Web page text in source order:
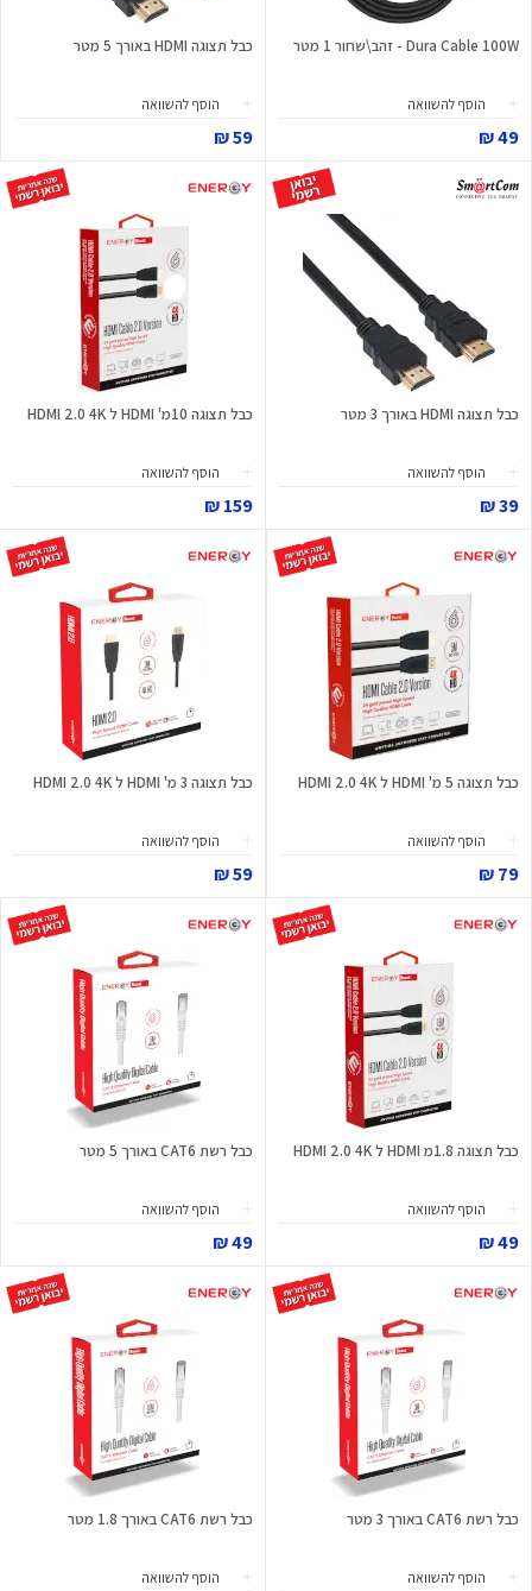
Dura Cable 100W - זהב\שחור 1 מטר
הוסף להשוואה
49 ₪
כבל תצוגה HDMI באורך 5 מטר
הוסף להשוואה
59 ₪
כבל תצוגה HDMI באורך 3 מטר
הוסף להשוואה
39 ₪
כבל תצוגה 10מ' HDMI ל HDMI 2.0 4K
הוסף להשוואה
159 ₪
כבל תצוגה 5 מ' HDMI ל HDMI 2.0 4K
הוסף להשוואה
79 ₪
כבל תצוגה 3 מ' HDMI ל HDMI 2.0 4K
הוסף להשוואה
59 ₪
כבל תצוגה 1.8מ HDMI ל HDMI 2.0 4K
הוסף להשוואה
49 ₪
כבל רשת CAT6 באורך 5 מטר
הוסף להשוואה
49 ₪
כבל רשת CAT6 באורך 3 מטר
הוסף להשוואה
כבל רשת CAT6 באורך 1.8 מטר
הוסף להשוואה